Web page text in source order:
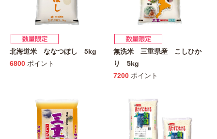
北海道米 ななつぼし 5kg
6800 ポイント
無洗米 三重県産 こしひか
り 5kg
7200 ポイント